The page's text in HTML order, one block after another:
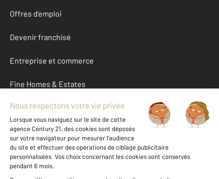
Offres d'emploi
Devenir franchisé
Entreprise et commerce
Fine Homes & Estates
À propos
International
Nous contacter